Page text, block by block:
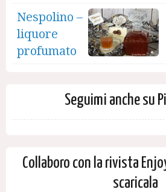
Nespolino –
liquore
profumato
Seguimi anche su
Collaboro con la rivista
scaricala